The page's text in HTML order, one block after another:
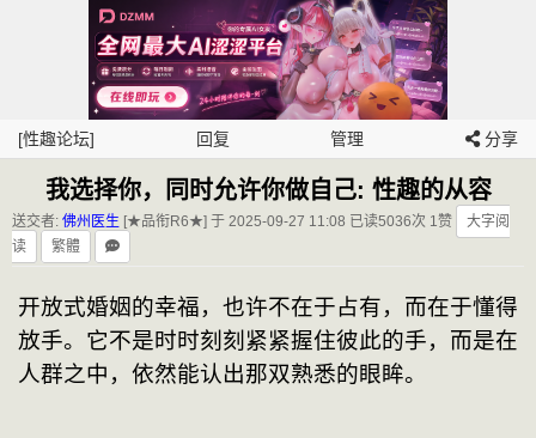
[性趣论坛] 回复 管理 分享
我选择你，同时允许你做自己: 性趣的从容
送交者: 佛州医生 [★品衔R6★] 于 2025-09-27 11:08 已读5036次 1赞
大字阅
读
繁體
开放式婚姻的幸福，也许不在于占有，而在于懂得
放手。它不是时时刻刻紧紧握住彼此的手，而是在
人群之中，依然能认出那双熟悉的眼眸。